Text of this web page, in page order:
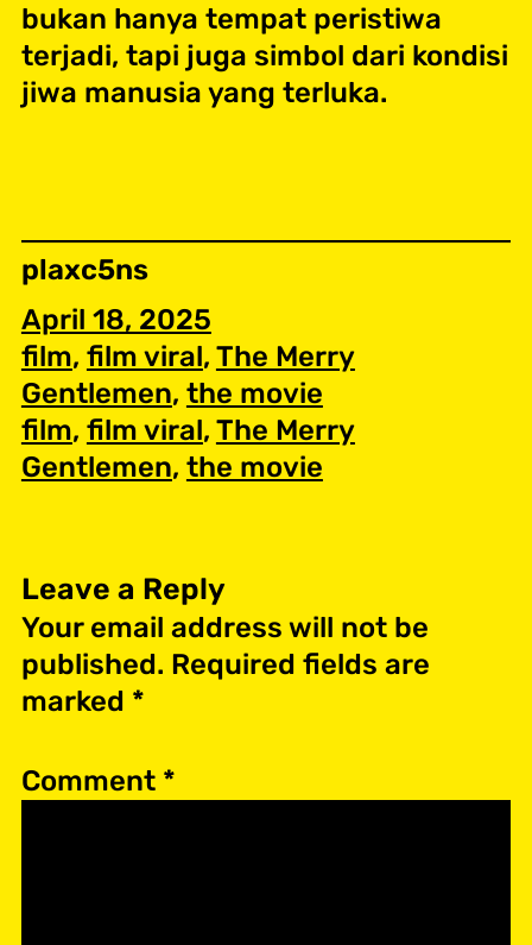
bukan hanya tempat peristiwa
terjadi, tapi juga simbol dari kondisi
jiwa manusia yang terluka.
plaxc5ns
April 18, 2025
film, film viral, The Merry
Gentlemen, the movie
film, film viral, The Merry
Gentlemen, the movie
Leave a Reply
Your email address will not be
published. Required fields are
marked *
Comment *